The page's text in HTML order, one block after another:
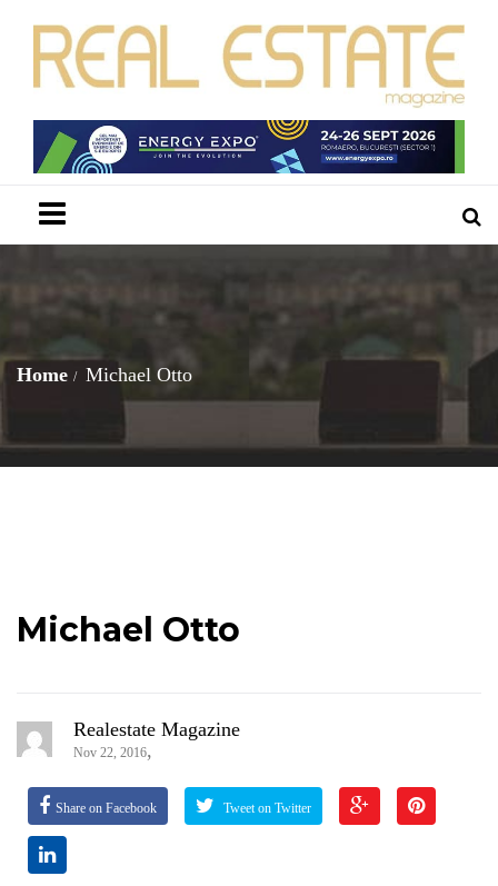
Home Michael Otto
Michael Otto
Realestate Magazine
Nov 22, 2016,
Share on Facebook Tweet on Twitter